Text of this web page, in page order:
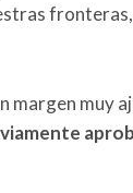
margen muy